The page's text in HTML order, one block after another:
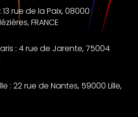
rue de la Paix, 08000
FRANCE
: 4 rue de Jarente, 75004
: 22 rue de Nantes, 59000 Lille,